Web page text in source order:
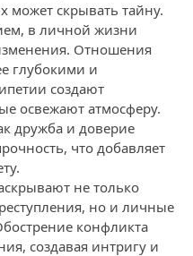
может скрывать тайну.
в личной жизни
Отношения
глубокими и
создают
освежают атмосферу.
дружба и доверие
что добавляет
не только
но и личные
конфликта
создавая интригу и